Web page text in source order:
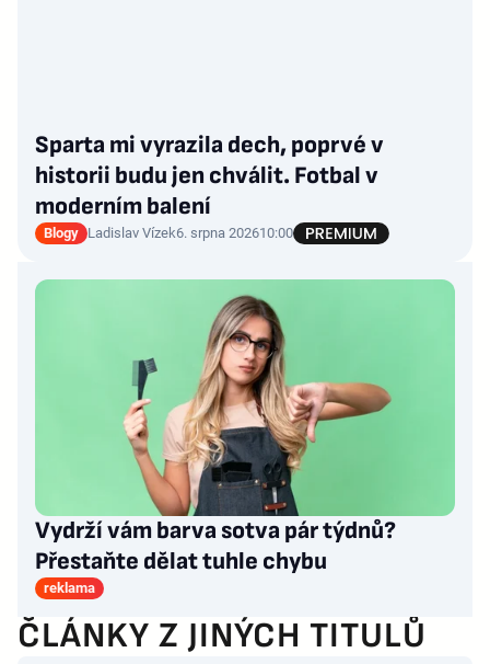
Sparta mi vyrazila dech, poprvé v
historii budu jen chválit. Fotbal v
moderním balení
Blogy Ladislav Vízek6. srpna 202610:00
Vydrží vám barva sotva pár týdnů?
Přestaňte dělat tuhle chybu
reklama
ČLÁNKY Z JINÝCH TITULŮ